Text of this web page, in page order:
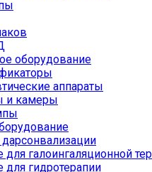
оборудование
аппараты
и камеры
галоингаляционной
для гидротерапии